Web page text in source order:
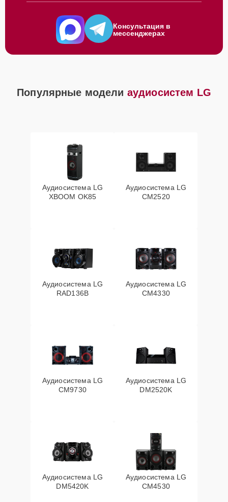
Консультация в
мессенджерах
Популярные модели аудиосистем LG
Аудиосистема LG
XBOOM OK85
Аудиосистема LG
CM2520
Аудиосистема LG
RAD136B
Аудиосистема LG
CM4330
Аудиосистема LG
CM9730
Аудиосистема LG
DM2520K
Аудиосистема LG
DM5420K
Аудиосистема LG
CM4530